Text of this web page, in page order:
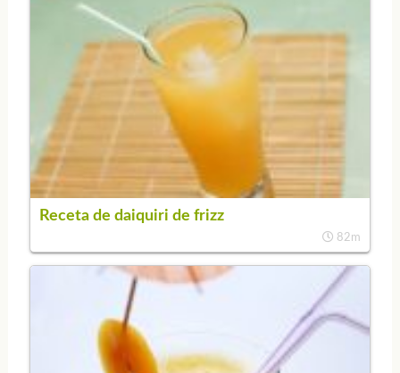
Receta de daiquiri de frizz
82m